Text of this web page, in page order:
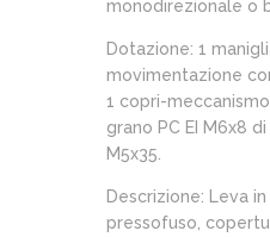
monodirezionale o
Dotazione: 1
movimentazione
1 copri-
grano PC EI M6x8
M5x35.
Descrizione: Leva
pressofuso,